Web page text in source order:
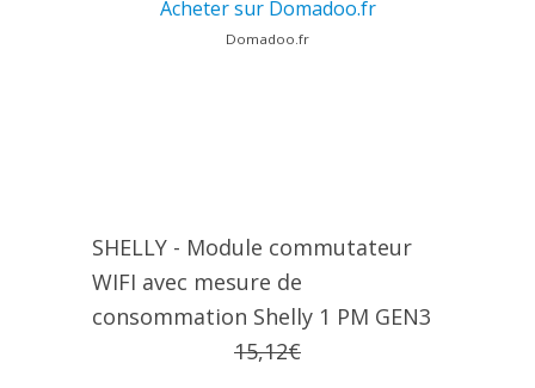
Acheter sur Domadoo.fr
Domadoo.fr
SHELLY - Module commutateur
WIFI avec mesure de
consommation Shelly 1 PM GEN3
15,12€